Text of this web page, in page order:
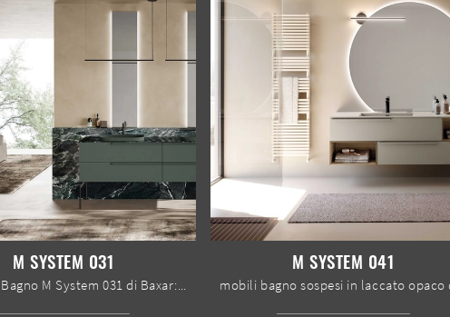
M SYSTEM 031
Mobile da Bagno M System 031 di Baxar: clicca e ottieni informazioni su mobili bagno a terra in laccato opaco e elementi accessori dell'azienda.
M SYSTEM 041